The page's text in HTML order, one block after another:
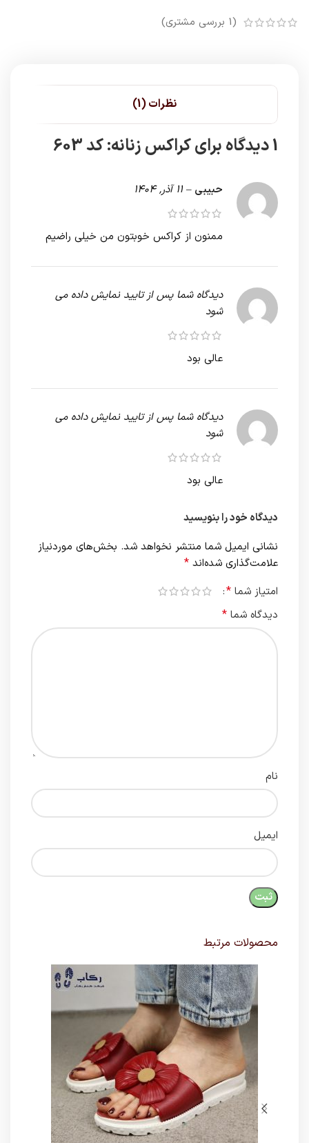
(
1 بررسی مشتری)
نظرات (1)
1 دیدگاه برای کراکس زنانه: کد 603
حبیبی – 11 آذر, 1404
ممنون از کراکس خوبتون من خیلی راضیم
دیدگاه شما پس از تایید نمایش داده می
شود
عالی بود
دیدگاه شما پس از تایید نمایش داده می
شود
عالی بود
دیدگاه خود را بنویسید
نشانی ایمیل شما منتشر نخواهد شد. بخش‌های موردنیاز
علامت‌گذاری شده‌اند *
امتیاز شما *
دیدگاه شما *
نام
ایمیل
محصولات مرتبط